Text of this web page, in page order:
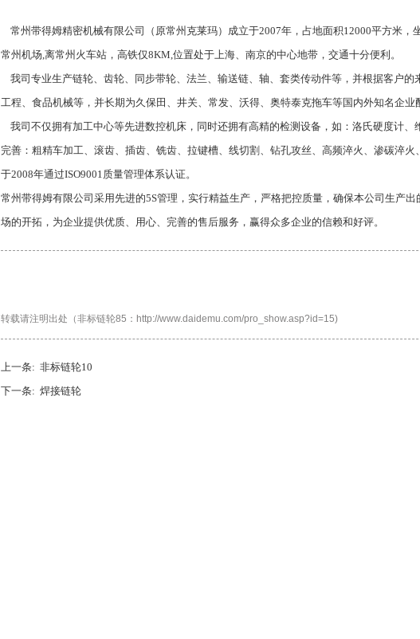
常州带得姆精密机械有限公司（原常州克莱玛）成立于2007年，占地面积12000平方米
常州机场,离常州火车站，高铁仅8KM,位置处于上海、南京的中心地带，交通十分便利。
我司专业生产链轮、齿轮、同步带轮、法兰、输送链、轴、套类传动件等，并根据客户的
工程、食品机械等，并长期为久保田、井关、常发、沃得、奥特泰克拖车等国内外知名企
我司不仅拥有加工中心等先进数控机床，同时还拥有高精的检测设备，如：洛氏硬度计
完善：粗精车加工、滚齿、插齿、铣齿、拉键槽、线切割、钻孔攻丝、高频淬火、渗碳淬
于2008年通过ISO9001质量管理体系认证。
常州带得姆有限公司采用先进的5S管理，实行精益生产，严格把控质量，确保本公司生产
场的开拓，为企业提供优质、用心、完善的售后服务，赢得众多企业的信赖和好评。
转载请注明出处（非标链轮85：http://www.daidemu.com/pro_show.asp?id=15)
上一条: 非标链轮10
下一条: 焊接链轮